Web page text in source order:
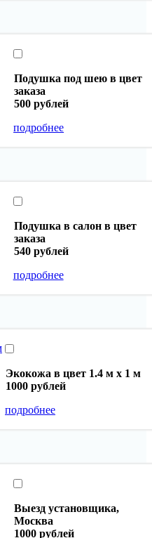
Подушка под шею в цвет
заказа
500 рублей
подробнее
Подушка в салон в цвет
заказа
540 рублей
подробнее
Экокожа в цвет 1.4 м х 1 м
1000 рублей
подробнее
Выезд установщика,
Москва
1000 рублей